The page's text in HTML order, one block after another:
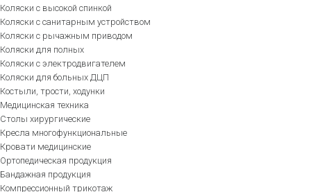
Коляски с высокой спинкой
Коляски с санитарным устройством
Коляски с рычажным приводом
Коляски для полных
Коляски с электродвигателем
Коляски для больных ДЦП
Костыли, трости, ходунки
Медицинская техника
Столы хирургические
Кресла многофункциональные
Кровати медицинские
Ортопедическая продукция
Бандажная продукция
Компрессионный трикотаж